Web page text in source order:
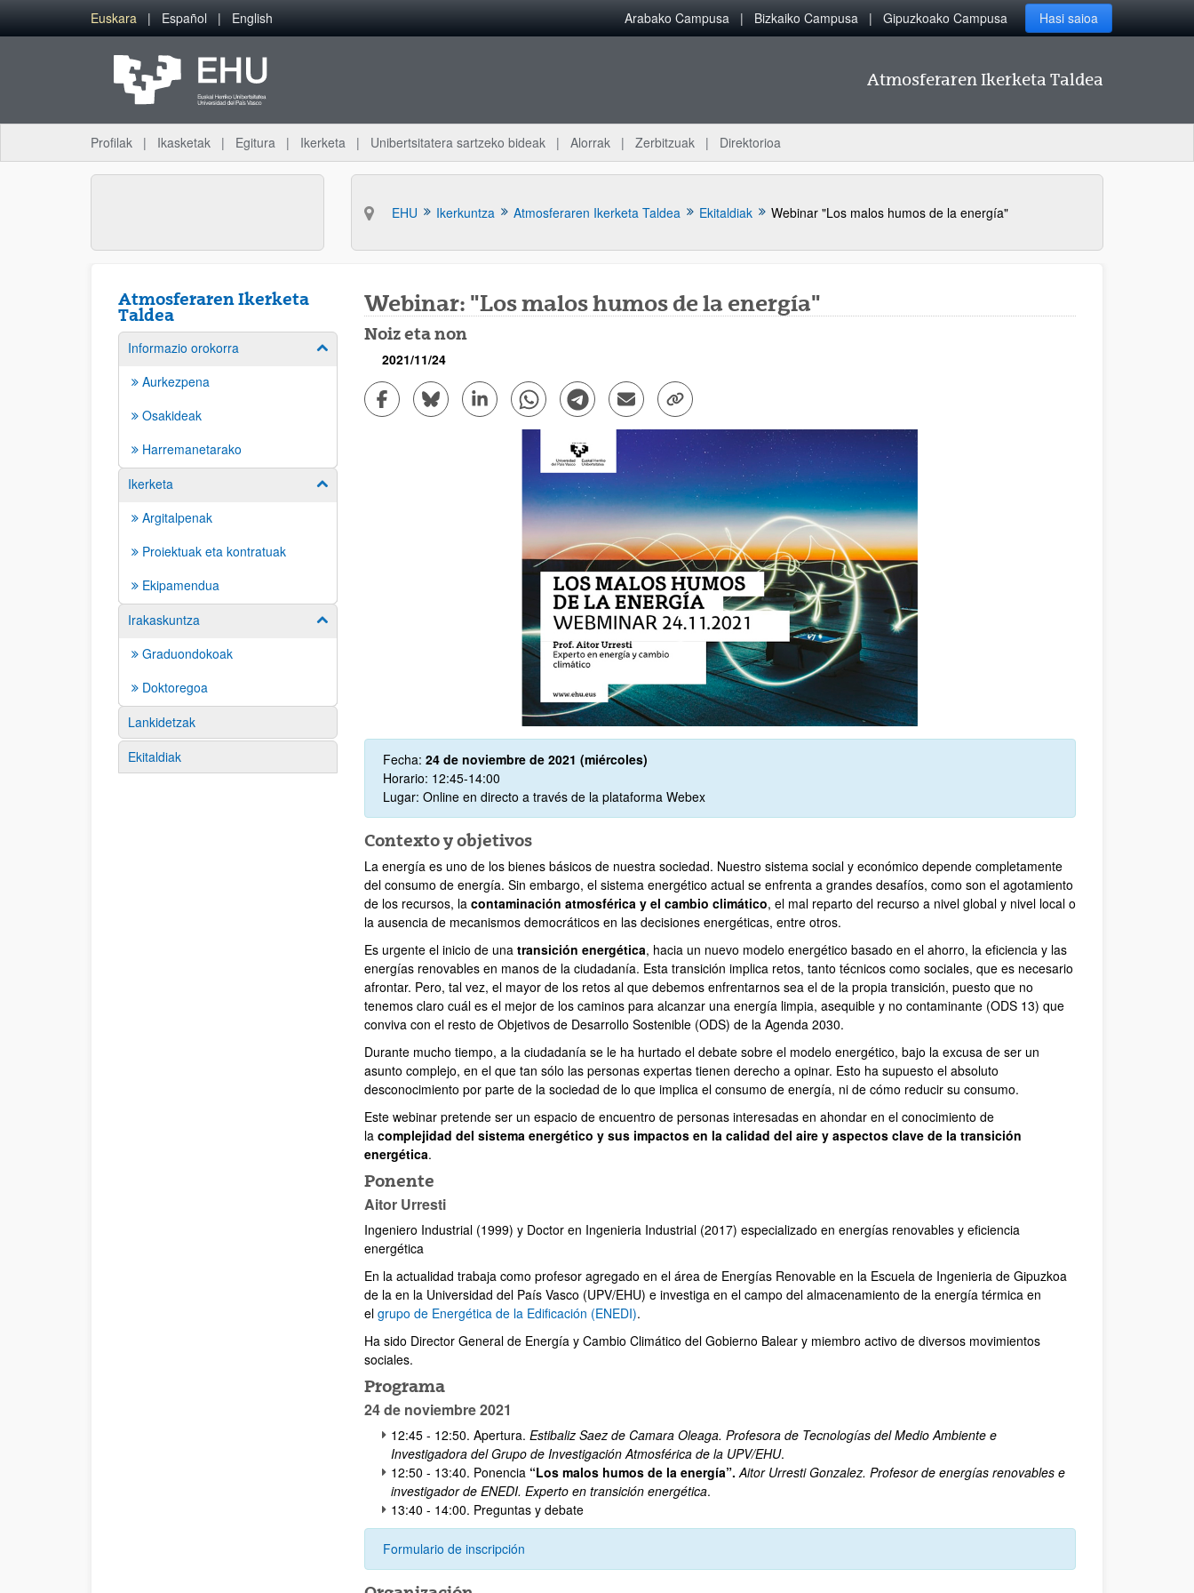
Eduki nagusira joan
Euskara Español English Arabako Campusa Bizkaiko Campusa Gipuzkoako Campusa Hasi saioa
Atmosferaren Ikerketa Taldea
Profilak Ikasketak Egitura Ikerketa Unibertsitatera sartzeko bideak Alorrak Zerbitzuak Direktorioa
EHU Ikerkuntza Atmosferaren Ikerketa Taldea Ekitaldiak Webinar "Los malos humos de la energía"
Atmosferaren Ikerketa
Taldea
Informazio orokorra Erakutsi/izkutatu azpiorriak
Aurkezpena
Osakideak
Harremanetarako
Ikerketa
Erakutsi/izkutatu azpiorriak
Argitalpenak
Proiektuak eta kontratuak
Ekipamendua
Irakaskuntza
Erakutsi/izkutatu azpiorriak
Graduondokoak
Doktoregoa
Lankidetzak
Ekitaldiak
Webinar: "Los malos humos de la energía"
Noiz eta non
2021/11/24
Facebook bidez partekatu - (Beste leiho bat zabalduko du)
Bluesky bidez partekatu - (Beste leiho bat zabalduko du)
Linkedin bidez partekatu - (Beste leiho bat zabalduko du)
Whatsapp bidez partekatu - (Beste leiho bat zabalduko du)
Telegram bidez partekatu - (Beste leiho bat zabalduko du)
Bidali mezu elektroniko bidez - (Beste leiho bat zabalduko du)
Esteka kopiatu - (Beste leiho bat zabalduko du)
Deskribapena
Fecha: 24 de noviembre de 2021 (miércoles)
Horario: 12:45-14:00
Lugar: Online en directo a través de la plataforma Webex
Contexto y objetivos
La energía es uno de los bienes básicos de nuestra sociedad. Nuestro sistema social y económico depende completamente
del consumo de energía. Sin embargo, el sistema energético actual se enfrenta a grandes desafíos, como son el agotamiento
de los recursos, la contaminación atmosférica y el cambio climático, el mal reparto del recurso a nivel global y nivel local o
la ausencia de mecanismos democráticos en las decisiones energéticas, entre otros.
Es urgente el inicio de una transición energética, hacia un nuevo modelo energético basado en el ahorro, la eficiencia y las
energías renovables en manos de la ciudadanía. Esta transición implica retos, tanto técnicos como sociales, que es necesario
afrontar. Pero, tal vez, el mayor de los retos al que debemos enfrentarnos sea el de la propia transición, puesto que no
tenemos claro cuál es el mejor de los caminos para alcanzar una energía limpia, asequible y no contaminante (ODS 13) que
conviva con el resto de Objetivos de Desarrollo Sostenible (ODS) de la Agenda 2030.
Durante mucho tiempo, a la ciudadanía se le ha hurtado el debate sobre el modelo energético, bajo la excusa de ser un
asunto complejo, en el que tan sólo las personas expertas tienen derecho a opinar. Esto ha supuesto el absoluto
desconocimiento por parte de la sociedad de lo que implica el consumo de energía, ni de cómo reducir su consumo.
Este webinar pretende ser un espacio de encuentro de personas interesadas en ahondar en el conocimiento de
la complejidad del sistema energético y sus impactos en la calidad del aire y aspectos clave de la transición
energética.
Ponente
Aitor Urresti
Ingeniero Industrial (1999) y Doctor en Ingenieria Industrial (2017) especializado en energías renovables y eficiencia
energética
En la actualidad trabaja como profesor agregado en el área de Energías Renovable en la Escuela de Ingenieria de Gipuzkoa
de la en la Universidad del País Vasco (UPV/EHU) e investiga en el campo del almacenamiento de la energía térmica en
el grupo de Energética de la Edificación (ENEDI).
Ha sido Director General de Energía y Cambio Climático del Gobierno Balear y miembro activo de diversos movimientos
sociales.
Programa
24 de noviembre 2021
12:45 - 12:50. Apertura. Estibaliz Saez de Camara Oleaga. Profesora de Tecnologías del Medio Ambiente e
Investigadora del Grupo de Investigación Atmosférica de la UPV/EHU.
12:50 - 13:40. Ponencia “Los malos humos de la energía”. Aitor Urresti Gonzalez. Profesor de energías renovables e
investigador de ENEDI. Experto en transición energética.
13:40 - 14:00. Preguntas y debate
Formulario de inscripción